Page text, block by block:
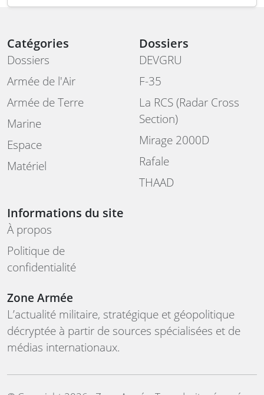
Catégories
Dossiers
Armée de l'Air
Armée de Terre
Marine
Espace
Matériel
Dossiers
DEVGRU
F-35
La RCS (Radar Cross
Section)
Mirage 2000D
Rafale
THAAD
Informations du site
À propos
Politique de
confidentialité
Zone Armée
L’actualité militaire, stratégique et géopolitique
décryptée à partir de sources spécialisées et de
médias internationaux.